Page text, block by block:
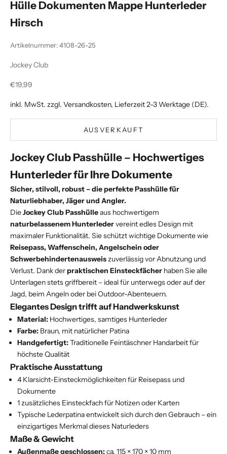
Hülle Dokumenten Mappe Hunterleder
Hirsch
Artikelnummer: 4108-26-25
Jockey Club
Angebot
€19,99
inkl. MwSt. zzgl. Versandkosten, Lieferzeit 2-3 Werktage (DE).
AUSVERKAUFT
Jockey Club Passhülle – Hochwertiges
Hunterleder für Ihre Dokumente
Sicher, stilvoll, robust – die perfekte Passhülle für
Naturliebhaber, Jäger und Angler.
DieJockey Club Passhülleaus hochwertigem
naturbelassenem Hunterledervereint edles Design mit
maximaler Funktionalität. Sie schützt wichtige Dokumente wie
Reisepass, Waffenschein, Angelschein oder
Schwerbehindertenausweiszuverlässig vor Abnutzung und
Verlust. Dank derpraktischen Einsteckfächer haben Sie alle
Unterlagen stets griffbereit – ideal für unterwegs oder auf der
Jagd, beim Angeln oder bei Outdoor-Abenteuern.
Elegantes Design trifft auf Handwerkskunst
Material: Hochwertiges, samtiges Hunterleder
Farbe: Braun, mit natürlicher Patina
Handgefertigt:Traditionelle Feintäschner Handarbeit für
höchste Qualität
Praktische Ausstattung
4 Klarsicht-Einsteckmöglichkeiten für Reisepass und
Dokumente
1 zusätzliches Einsteckfach für Notizen oder Karten
Typische Lederpatina entwickelt sich durch den Gebrauch – ein
einzigartiges Merkmal dieses Naturleders
Maße & Gewicht
Außenmaße geschlossen:ca. 115 × 170 × 10 mm